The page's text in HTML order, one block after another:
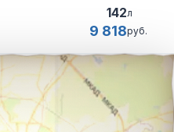
142л
9 818руб.
маршрута из города